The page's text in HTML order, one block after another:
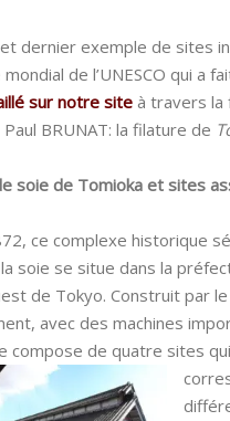
dernier exemple de sites
de l’UNESCO qui a
sur notre site à travers la
BRUNAT: la filature de
soie de Tomioka et sites
ce complexe historique
soie se situe dans la
de Tokyo. Construit par le
avec des machines
compose de quatre sites qui